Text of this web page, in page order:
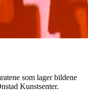
som lager bildene
Kunstsenter.